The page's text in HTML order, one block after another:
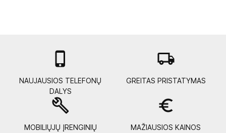

NAUJAUSIOS TELEFONŲ
DALYS
local_shipping
GREITAS PRISTATYMAS
build
MOBILIŲJŲ ĮRENGINIŲ
euro_symbol
MAŽIAUSIOS KAINOS